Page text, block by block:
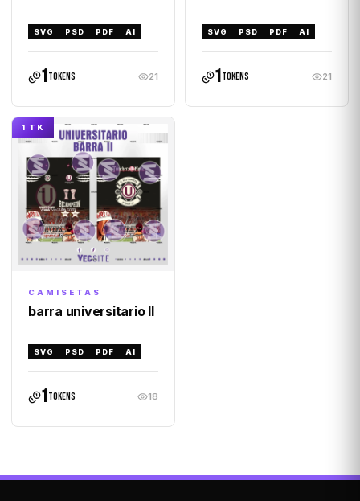
SVG PSD PDF AI
1tokens 21
SVG PSD PDF AI
1tokens 21
1 TK
CAMISETAS
barra universitario II
SVG PSD PDF AI
1tokens 18